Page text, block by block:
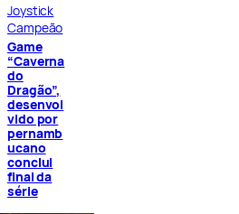
Joystick
Campeão
Game
“Caverna
do
Dragão”,
desenvol
vido por
pernamb
ucano
conclui
final da
série